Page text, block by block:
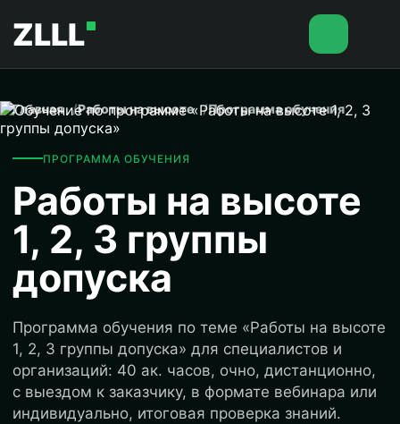
ZLLL
Главная Работы на высоте Программа обучения
ПРОГРАММА ОБУЧЕНИЯ
Работы на высоте
1, 2, 3 группы
допуска
Программа обучения по теме «Работы на высоте
1, 2, 3 группы допуска» для специалистов и
организаций: 40 ак. часов, очно, дистанционно,
с выездом к заказчику, в формате вебинара или
индивидуально, итоговая проверка знаний.